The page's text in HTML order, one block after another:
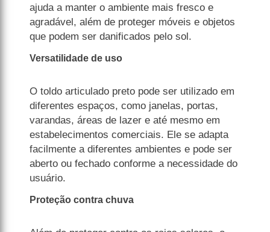
ajuda a manter o ambiente mais fresco e
agradável, além de proteger móveis e objetos
que podem ser danificados pelo sol.
Versatilidade de uso
O toldo articulado preto pode ser utilizado em
diferentes espaços, como janelas, portas,
varandas, áreas de lazer e até mesmo em
estabelecimentos comerciais. Ele se adapta
facilmente a diferentes ambientes e pode ser
aberto ou fechado conforme a necessidade do
usuário.
Proteção contra chuva